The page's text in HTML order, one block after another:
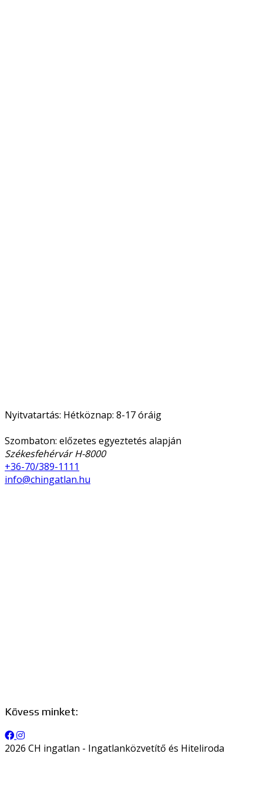
Nyitvatartás: Hétköznap: 8-17 óráig
Szombaton: előzetes egyeztetés alapján
Székesfehérvár H-8000
+36-70/389-1111
info@chingatlan.hu
Kövess minket:
2026 CH ingatlan - Ingatlanközvetítő és Hiteliroda